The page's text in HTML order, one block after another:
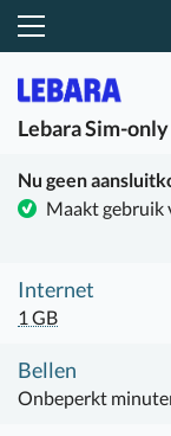
LebaraSim-
Nu geen
Maakt gebruik
Internet
1 GB
Bellen
Onbeperkt